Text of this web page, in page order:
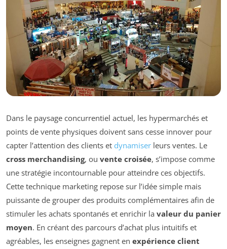
Dans le paysage concurrentiel actuel, les hypermarchés et
points de vente physiques doivent sans cesse innover pour
capter l’attention des clients et dynamiser leurs ventes. Le
cross merchandising, ou vente croisée, s’impose comme
une stratégie incontournable pour atteindre ces objectifs.
Cette technique marketing repose sur l’idée simple mais
puissante de grouper des produits complémentaires afin de
stimuler les achats spontanés et enrichir la valeur du panier
moyen. En créant des parcours d’achat plus intuitifs et
agréables, les enseignes gagnent en expérience client